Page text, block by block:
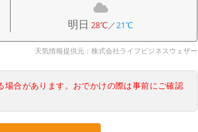
明日 28℃／21℃
天気情報提供元：株式会社ライフビジネスウェザー
合があります。おでかけの際は事前にご確認